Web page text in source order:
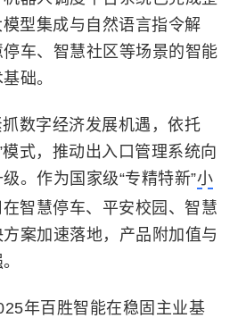
型集成与自然语言指令解
车、智慧社区等场景的智能
础。
数字经济发展机遇，依托
式，推动出入口管理系统向
。作为国家级“专精特新”小
在智慧停车、平安校园、智慧
案加速落地，产品附加值与
年百胜智能在稳固主业基